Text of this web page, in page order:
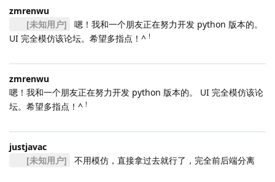
zmrenwu
[未知用户]
嗯！我和一个朋友正在努力开发 python 版本的。
UI 完全模仿该论坛。希望多指点！^ !
zmrenwu
嗯！我和一个朋友正在努力开发 python 版本的。 UI 完全模仿该论
坛。希望多指点！^ !
justjavac
[未知用户]
不用模仿，直接拿过去就行了，完全前后端分离